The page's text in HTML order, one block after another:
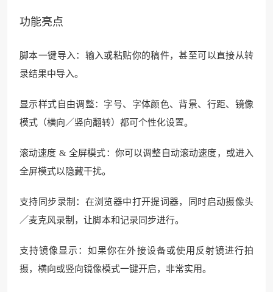
功能亮点
脚本一键导入：输入或粘贴你的稿件，甚至可以直接从转
录结果中导入。
显示样式自由调整：字号、字体颜色、背景、行距、镜像
模式（横向／竖向翻转）都可个性化设置。
滚动速度 & 全屏模式：你可以调整自动滚动速度，或进入
全屏模式以隐藏干扰。
支持同步录制：在浏览器中打开提词器，同时启动摄像头
／麦克风录制，让脚本和记录同步进行。
支持镜像显示：如果你在外接设备或使用反射镜进行拍
摄，横向或竖向镜像模式一键开启，非常实用。